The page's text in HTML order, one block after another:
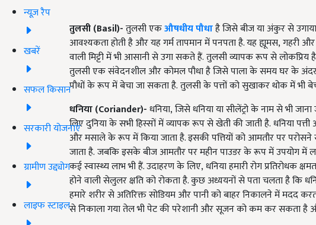
न्यूज़ रैप
खबरें
सफल किसान
सरकारी योजनाएं
ग्रामीण उद्द्योग
लाइफ स्टाइल
तुलसी (Basil)-तुलसी एकऔषधीय पौधाहै जिसे बीज या अंकुर से
आवश्यकता होती है और यह गर्म तापमान में पनपता है. यह ह्यूमस,गहरी और
वाली मिट्टी में भी आसानी से उगा सकते हैं.तुलसी व्यापक रूप से लोकप्रिय
तुलसी एक संवेदनशील और कोमल पौधा है जिसे पाला के समय घर के अंदर
पौधों के रूप में बेचा जा सकता है.तुलसी के पत्तों को सुखाकर थोक में भी
धनिया (Coriander)-धनिया,जिसे धनिया या सीलेंट्रो के नाम से भी जाना
लिए दुनिया के सभी हिस्सों में व्यापक रूप से खेती की जाती है.धनिया
और मसाले के रूप में किया जाता है. इसकी पत्तियों को आमतौर पर
जाता है.जबकि इसके बीज आमतौर पर महीन पाउडर के रूप में उपयोग में
कई स्वास्थ्य लाभ भी हैं. उदाहरण के लिए,धनिया हमारी रोग प्रतिरोधक
होने वाली सेलुलर क्षति को रोकता है. कुछ अध्ययनों से पता चलता है कि
हमारे शरीर से अतिरिक्त सोडियम और पानी को बाहर निकालने में मदद
से निकाला गया तेल भी पेट की परेशानी और सूजन को कम कर सकता है